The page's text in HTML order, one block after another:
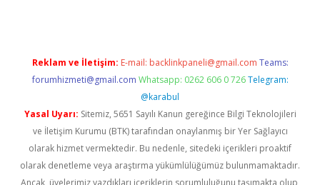
Reklam ve İletişim: E-mail: backlinkpaneli@gmail.com Teams:
forumhizmeti@gmail.com Whatsapp: 0262 606 0 726 Telegram:
@karabul
Yasal Uyarı: Sitemiz, 5651 Sayılı Kanun gereğince Bilgi Teknolojileri
ve İletişim Kurumu (BTK) tarafından onaylanmış bir Yer Sağlayıcı
olarak hizmet vermektedir. Bu nedenle, sitedeki içerikleri proaktif
olarak denetleme veya araştırma yükümlülüğümüz bulunmamaktadır.
Ancak, üyelerimiz yazdıkları içeriklerin sorumluluğunu taşımakta olup,